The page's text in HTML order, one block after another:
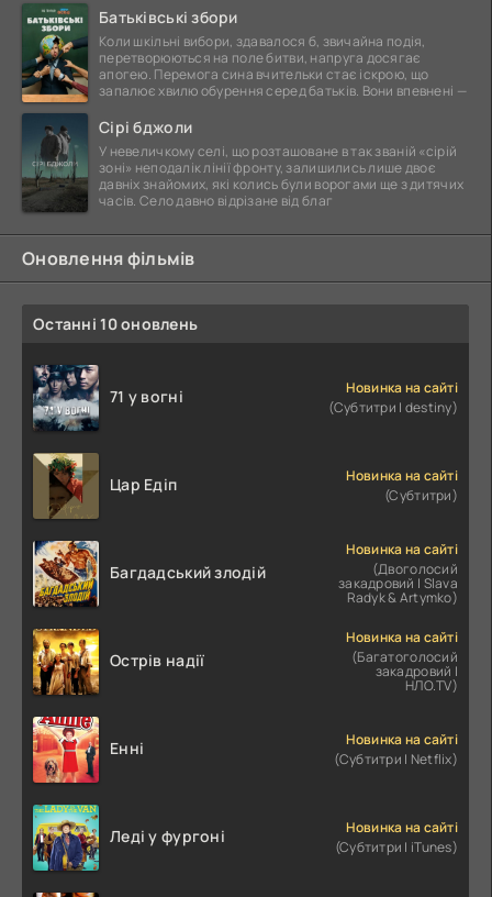
Батьківські збори
Коли шкільні вибори, здавалося б, звичайна подія,
перетворюються на поле битви, напруга досягає
апогею. Перемога сина вчительки стає іскрою, що
запалює хвилю обурення серед батьків. Вони впевнені —
Сірі бджоли
У невеличкому селі, що розташоване в так званій «сірій
зоні» неподалік лінії фронту, залишились лише двоє
давніх знайомих, які колись були ворогами ще з дитячих
часів. Село давно відрізане від благ
Оновлення фільмів
Останні 10 оновлень
71 у вогні
Новинка на сайті
(Субтитри | destiny)
Цар Едіп
Новинка на сайті
(Субтитри)
Багдадський злодій
Новинка на сайті
(Двоголосий
закадровий | Slava
Radyk & Artymko)
Острів надії
Новинка на сайті
(Багатоголосий
закадровий |
НЛО.TV)
Енні
Новинка на сайті
(Субтитри | Netflix)
Леді у фургоні
Новинка на сайті
(Субтитри | iTunes)